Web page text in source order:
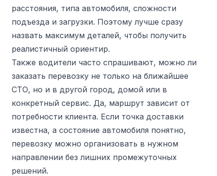
расстояния, типа автомобиля, сложности
подъезда и загрузки. Поэтому лучше сразу
назвать максимум деталей, чтобы получить
реалистичный ориентир.
Также водители часто спрашивают, можно ли
заказать перевозку не только на ближайшее
СТО, но и в другой город, домой или в
конкретный сервис. Да, маршрут зависит от
потребности клиента. Если точка доставки
известна, а состояние автомобиля понятно,
перевозку можно организовать в нужном
направлении без лишних промежуточных
решений.